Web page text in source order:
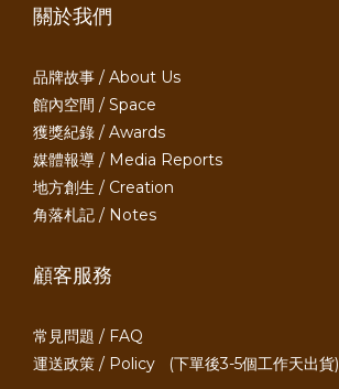
關於我們
品牌故事 / About Us
館內空間 / Space
獲獎紀錄 / Awards
媒體報導 / Media Reports
地方創生 / Creation
角落札記 / Notes
顧客服務
常見問題 / FAQ
運送政策 / Policy (下單後3-5個工作天出貨)